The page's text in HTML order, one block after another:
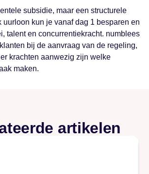
subsidie, maar een structurele
uurloon kun je vanaf dag 1 besparen en
talent en concurrentiekracht. numblees
bij de aanvraag van de regeling,
krachten aanwezig zijn welke
maken.
artikelen